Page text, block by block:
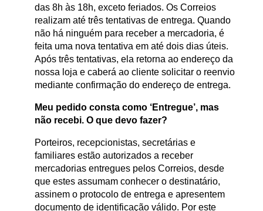
das 8h às 18h, exceto feriados. Os Correios
realizam até três tentativas de entrega. Quando
não há ninguém para receber a mercadoria, é
feita uma nova tentativa em até dois dias úteis.
Após três tentativas, ela retorna ao endereço da
nossa loja e caberá ao cliente solicitar o reenvio
mediante confirmação do endereço de entrega.
Meu pedido consta como ‘Entregue’, mas
não recebi. O que devo fazer?
Porteiros, recepcionistas, secretárias e
familiares estão autorizados a receber
mercadorias entregues pelos Correios, desde
que estes assumam conhecer o destinatário,
assinem o protocolo de entrega e apresentem
documento de identificação válido. Por este